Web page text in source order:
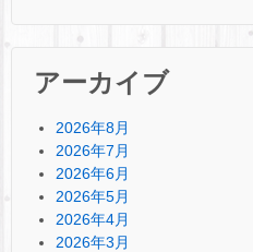
アーカイブ
2026年8月
2026年7月
2026年6月
2026年5月
2026年4月
2026年3月